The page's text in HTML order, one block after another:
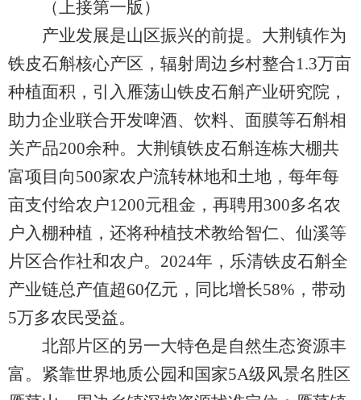
（上接第一版）
产业发展是山区振兴的前提。大荆镇作为
铁皮石斛核心产区，辐射周边乡村整合1.3万亩
种植面积，引入雁荡山铁皮石斛产业研究院，
助力企业联合开发啤酒、饮料、面膜等石斛相
关产品200余种。大荆镇铁皮石斛连栋大棚共
富项目向500家农户流转林地和土地，每年每
亩支付给农户1200元租金，再聘用300多名农
户入棚种植，还将种植技术教给智仁、仙溪等
片区合作社和农户。2024年，乐清铁皮石斛全
产业链总产值超60亿元，同比增长58%，带动
5万多农民受益。
北部片区的另一大特色是自然生态资源丰
富。紧靠世界地质公园和国家5A级风景名胜区